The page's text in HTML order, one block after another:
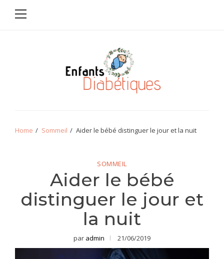
diabétiques
Home Sommeil Aider le bébé distinguer le jour et la nuit
SOMMEIL
Aider le bébé
distinguer le jour et
la nuit
par admin 21/06/2019